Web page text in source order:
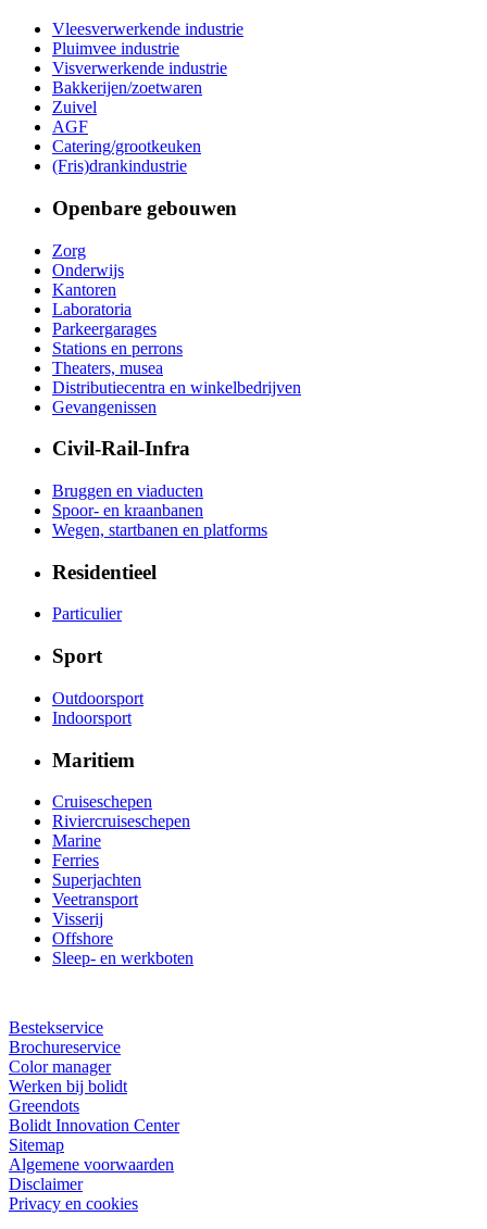
Vleesverwerkende industrie
Pluimvee industrie
Visverwerkende industrie
Bakkerijen/zoetwaren
Zuivel
AGF
Catering/grootkeuken
(Fris)drankindustrie
Openbare gebouwen
Zorg
Onderwijs
Kantoren
Laboratoria
Parkeergarages
Stations en perrons
Theaters, musea
Distributiecentra en winkelbedrijven
Gevangenissen
Civil-Rail-Infra
Bruggen en viaducten
Spoor- en kraanbanen
Wegen, startbanen en platforms
Residentieel
Particulier
Sport
Outdoorsport
Indoorsport
Maritiem
Cruiseschepen
Riviercruiseschepen
Marine
Ferries
Superjachten
Veetransport
Visserij
Offshore
Sleep- en werkboten
Bestekservice
Brochureservice
Color manager
Werken bij bolidt
Greendots
Bolidt Innovation Center
Sitemap
Algemene voorwaarden
Disclaimer
Privacy en cookies